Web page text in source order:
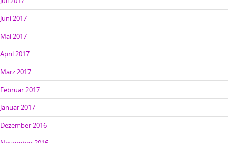
Juni 2017
Mai 2017
April 2017
März 2017
Februar 2017
Januar 2017
Dezember 2016